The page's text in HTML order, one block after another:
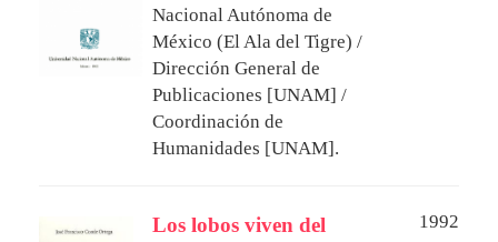
Nacional Autónoma de
México (El Ala del Tigre) /
Dirección General de
Publicaciones [UNAM] /
Coordinación de
Humanidades [UNAM].
Los lobos viven del
1992